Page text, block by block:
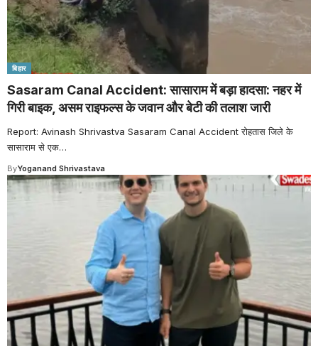
बिहार
Sasaram Canal Accident: सासाराम में बड़ा हादसा: नहर में
गिरी बाइक, असम राइफल्स के जवान और बेटी की तलाश जारी
Report: Avinash Shrivastva Sasaram Canal Accident रोहतास जिले के
सासाराम से एक…
ByYoganand Shrivastava